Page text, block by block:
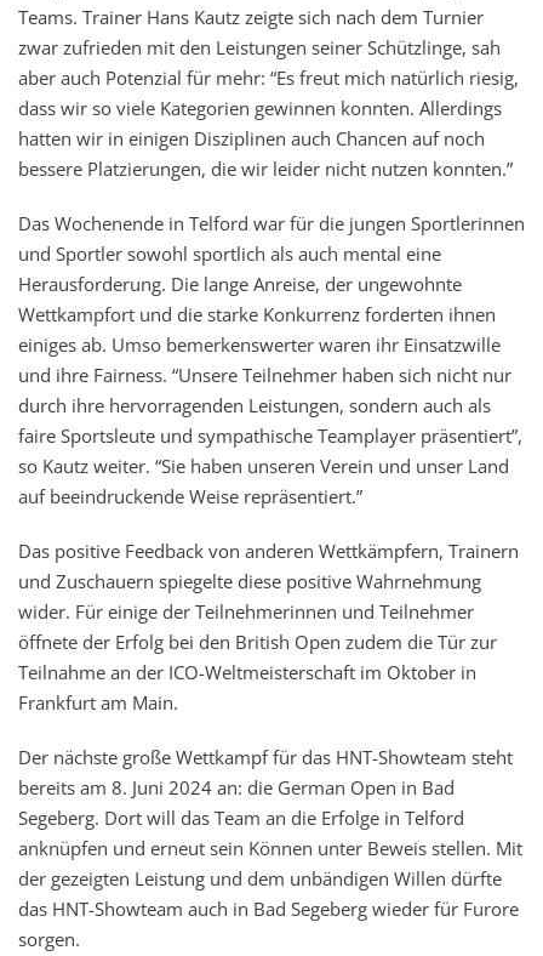
Teams. Trainer Hans Kautz zeigte sich nach dem Turnier
zwar zufrieden mit den Leistungen seiner Schützlinge, sah
aber auch Potenzial für mehr: “Es freut mich natürlich riesig,
dass wir so viele Kategorien gewinnen konnten. Allerdings
hatten wir in einigen Disziplinen auch Chancen auf noch
bessere Platzierungen, die wir leider nicht nutzen konnten.”
Das Wochenende in Telford war für die jungen Sportlerinnen
und Sportler sowohl sportlich als auch mental eine
Herausforderung. Die lange Anreise, der ungewohnte
Wettkampfort und die starke Konkurrenz forderten ihnen
einiges ab. Umso bemerkenswerter waren ihr Einsatzwille
und ihre Fairness. “Unsere Teilnehmer haben sich nicht nur
durch ihre hervorragenden Leistungen, sondern auch als
faire Sportsleute und sympathische Teamplayer präsentiert”,
so Kautz weiter. “Sie haben unseren Verein und unser Land
auf beeindruckende Weise repräsentiert.”
Das positive Feedback von anderen Wettkämpfern, Trainern
und Zuschauern spiegelte diese positive Wahrnehmung
wider. Für einige der Teilnehmerinnen und Teilnehmer
öffnete der Erfolg bei den British Open zudem die Tür zur
Teilnahme an der ICO-Weltmeisterschaft im Oktober in
Frankfurt am Main.
Der nächste große Wettkampf für das HNT-Showteam steht
bereits am 8. Juni 2024 an: die German Open in Bad
Segeberg. Dort will das Team an die Erfolge in Telford
anknüpfen und erneut sein Können unter Beweis stellen. Mit
der gezeigten Leistung und dem unbändigen Willen dürfte
das HNT-Showteam auch in Bad Segeberg wieder für Furore
sorgen.